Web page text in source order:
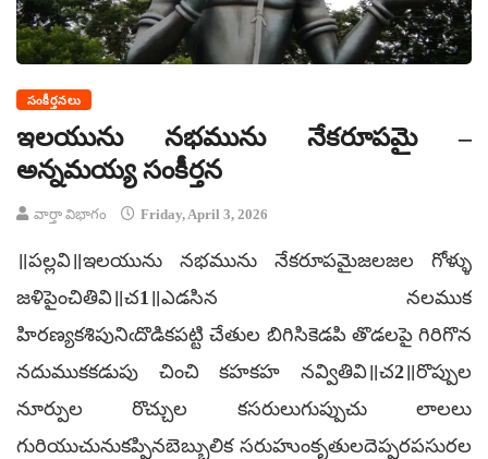
సంకీర్తనలు
ఇలయును నభమును నేకరూపమై –
అన్నమయ్య సంకీర్తన
వార్తా విభాగం Friday, April 3, 2026
॥పల్లవి॥ఇలయును నభమును నేకరూపమైజలజల గోళ్ళు
జళిపైంచితివి॥చ1॥ఎడసిన నలముక
హిరణ్యకశిపునిఁదొడికపట్టి చేతుల బిగిసికెడపి తొడలపై గిరిగొన
నదుముకకడుపు చించి కహకహ నవ్వితివి॥చ2॥రొప్పుల
నూర్పుల రొచ్చుల కసరులుగుప్పుచు లాలలు
గురియుచునుకప్పినబెబ్బులిక సరుహుంకృతులదెప్పరపసురల